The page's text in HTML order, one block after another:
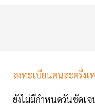
ลงทะเบียนคนละครึ่งเ
ยังไม่มีกำหนดวันชัดเจ